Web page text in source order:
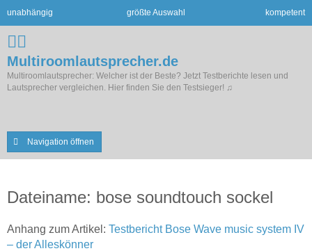
unabhängig größte Auswahl kompetent
Multiroomlautsprecher.de
Multiroomlautsprecher: Welcher ist der Beste? Jetzt Testberichte lesen und
Lautsprecher vergleichen. Hier finden Sie den Testsieger! ♫
Navigation öffnen
Dateiname: bose soundtouch sockel
Anhang zum Artikel: Testbericht Bose Wave music system IV
– der Alleskönner